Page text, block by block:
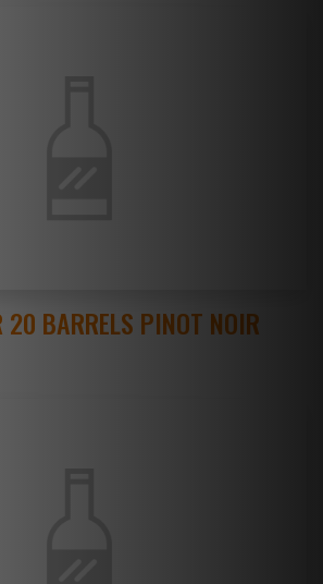
20 BARRELS PINOT NOIR